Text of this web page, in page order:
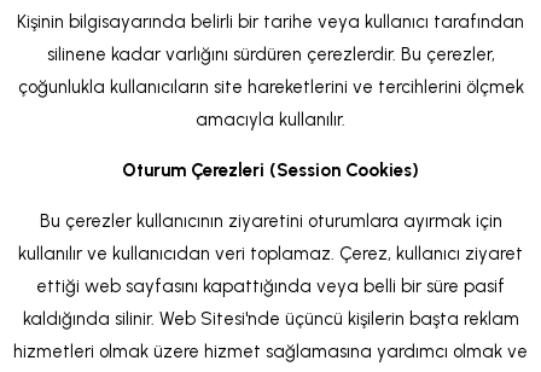
Kişinin bilgisayarında belirli bir tarihe veya kullanıcı tarafından
silinene kadar varlığını sürdüren çerezlerdir. Bu çerezler,
çoğunlukla kullanıcıların site hareketlerini ve tercihlerini ölçmek
amacıyla kullanılır.
Oturum Çerezleri (Session Cookies)
Bu çerezler kullanıcının ziyaretini oturumlara ayırmak için
kullanılır ve kullanıcıdan veri toplamaz. Çerez, kullanıcı ziyaret
ettiği web sayfasını kapattığında veya belli bir süre pasif
kaldığında silinir. Web Sitesi'nde üçüncü kişilerin başta reklam
hizmetleri olmak üzere hizmet sağlamasına yardımcı olmak ve